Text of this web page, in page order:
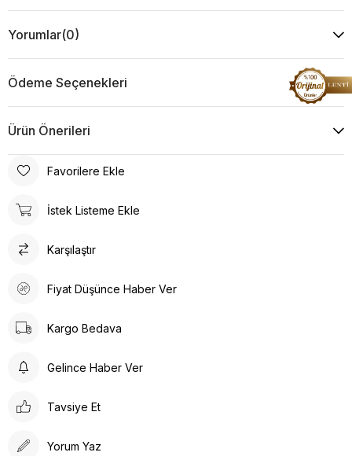
Yorumlar(0)
Ödeme Seçenekleri
Ürün Önerileri
Favorilere Ekle
İstek Listeme Ekle
Karşılaştır
Fiyat Düşünce Haber Ver
Kargo Bedava
Gelince Haber Ver
Tavsiye Et
Yorum Yaz